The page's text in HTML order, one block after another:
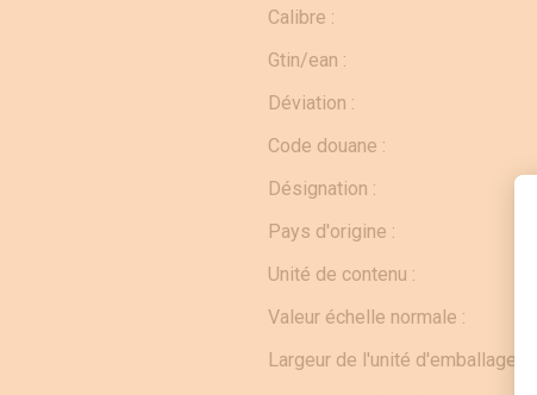
Calibre :
Gtin/ean :
Déviation :
Code douane :
Désignation :
Pays d'origine :
Unité de contenu :
Valeur échelle normale :
Largeur de l'unité d'emballage :